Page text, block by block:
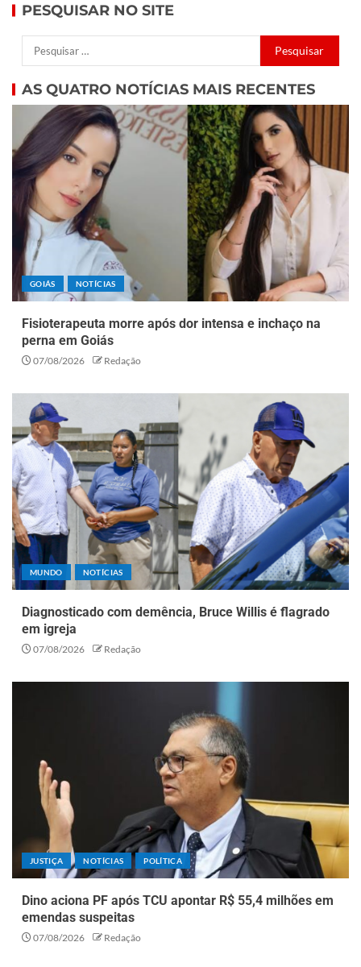
PESQUISAR NO SITE
AS QUATRO NOTÍCIAS MAIS RECENTES
GOIÁS NOTÍCIAS
Fisioterapeuta morre após dor intensa e inchaço na
perna em Goiás
07/08/2026 Redação
MUNDO NOTÍCIAS
Diagnosticado com demência, Bruce Willis é flagrado
em igreja
07/08/2026 Redação
JUSTIÇA NOTÍCIAS POLÍTICA
Dino aciona PF após TCU apontar R$ 55,4 milhões em
emendas suspeitas
07/08/2026 Redação